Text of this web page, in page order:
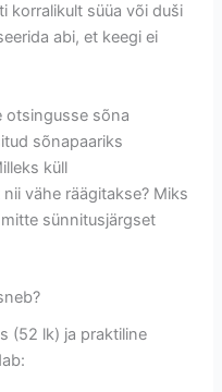
korralikult süüa või duši
abi, et keegi ei
otsingusse sõna
sõnapaariks
küll
vähe räägitakse? Miks
sünnitusjärgset
(52 lk) ja praktiline